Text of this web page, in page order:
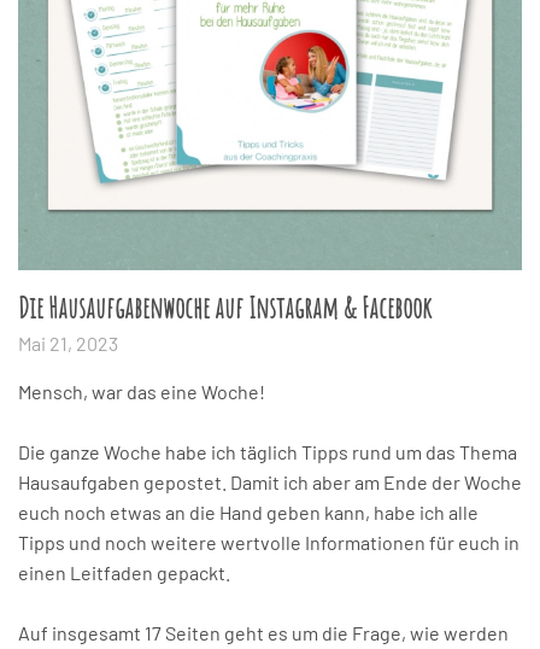
Die Hausaufgabenwoche auf Instagram & Facebook
Mai 21, 2023
Mensch, war das eine Woche!
Die ganze Woche habe ich täglich Tipps rund um das Thema
Hausaufgaben gepostet. Damit ich aber am Ende der Woche
euch noch etwas an die Hand geben kann, habe ich alle
Tipps und noch weitere wertvolle Informationen für euch in
einen Leitfaden gepackt.
Auf insgesamt 17 Seiten geht es um die Frage, wie werden